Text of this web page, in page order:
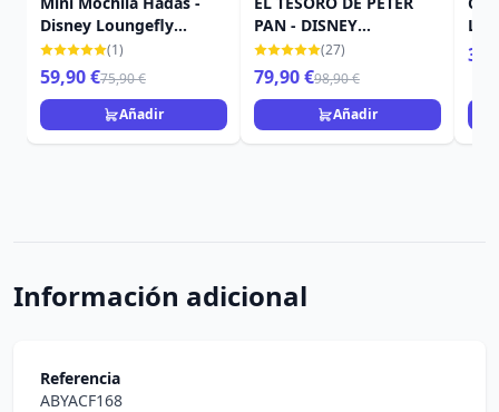
Disney Loungefly
Campanilla
(1)
59,90 €75,90 €
Añadir
PAN - DISNEY
TRADITIONS
(27)
79,90 €98,90 €
Añadir
Información adicional
Referencia
ABYACF168